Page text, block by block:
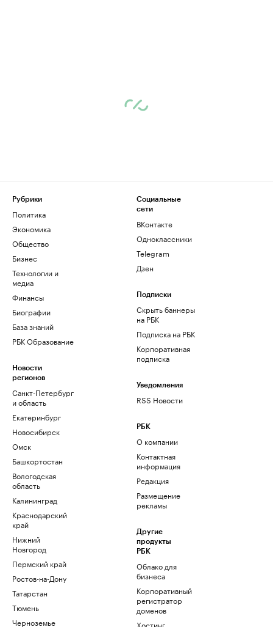
Рубрики
Политика
Экономика
Общество
Бизнес
Технологии и
медиа
Финансы
Биографии
База знаний
РБК Образование
Новости
регионов
Санкт-Петербург
и область
Екатеринбург
Новосибирск
Омск
Башкортостан
Вологодская
область
Калининград
Краснодарский
край
Нижний
Новгород
Пермский край
Ростов-на-Дону
Татарстан
Тюмень
Черноземье
Социальные
сети
ВКонтакте
Одноклассники
Telegram
Дзен
Подписки
Скрыть баннеры
на РБК
Подписка на РБК
Корпоративная
подписка
Уведомления
RSS Новости
РБК
О компании
Контактная
информация
Редакция
Размещение
рекламы
Другие
продукты
РБК
Облако для
бизнеса
Корпоративный
регистратор
доменов
Хостинг